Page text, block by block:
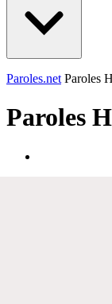
Paroles.net Paroles
Paroles